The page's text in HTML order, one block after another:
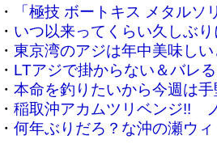
・
「極技 ボートキス メタル
・ いつ以来ってくらい久しぶ
・ 東京湾のアジは年中美味し
・ LTアジで掛からない＆バレ
・ 本命を釣りたいから今週は
・ 稲取沖アカムツリベンジ!!
・ 何年ぶりだろ？な沖の瀬ウ